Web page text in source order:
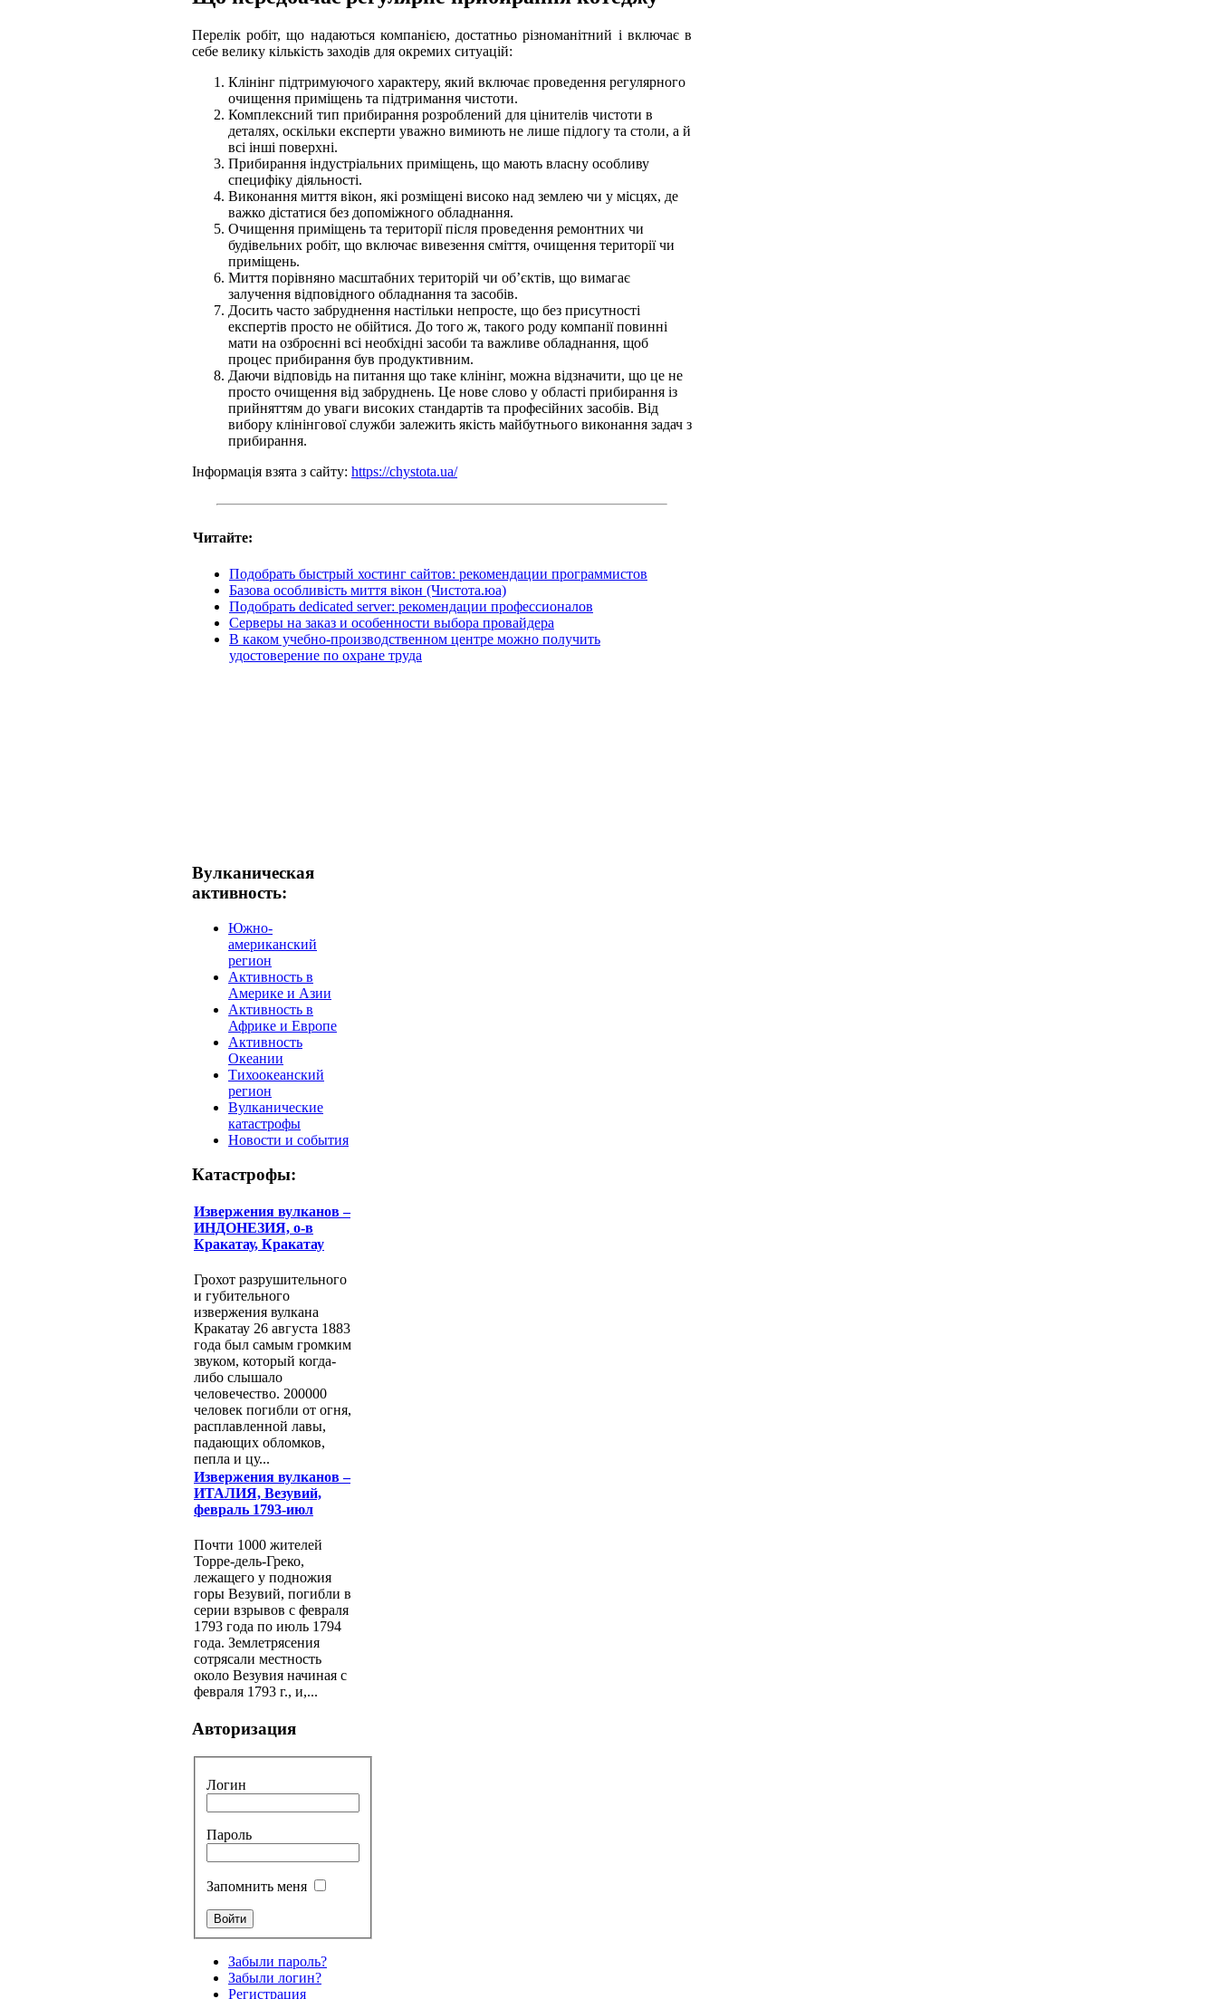
Перелік робіт, що надаються компанією, достатньо різноманітний і включає в
себе велику кількість заходів для окремих ситуацій:
Клінінг підтримуючого характеру, який включає проведення регулярного
очищення приміщень та підтримання чистоти.
Комплексний тип прибирання розроблений для цінителів чистоти в
деталях, оскільки експерти уважно вимиють не лише підлогу та столи, а й
всі інші поверхні.
Прибирання індустріальних приміщень, що мають власну особливу
специфіку діяльності.
Виконання миття вікон, які розміщені високо над землею чи у місцях, де
важко дістатися без допоміжного обладнання.
Очищення приміщень та території після проведення ремонтних чи
будівельних робіт, що включає вивезення сміття, очищення території чи
приміщень.
Миття порівняно масштабних територій чи об’єктів, що вимагає
залучення відповідного обладнання та засобів.
Досить часто забруднення настільки непросте, що без присутності
експертів просто не обійтися. До того ж, такого роду компанії повинні
мати на озброєнні всі необхідні засоби та важливе обладнання, щоб
процес прибирання був продуктивним.
Даючи відповідь на питання що таке клінінг, можна відзначити, що це не
просто очищення від забруднень. Це нове слово у області прибирання із
прийняттям до уваги високих стандартів та професійних засобів. Від
вибору клінінгової служби залежить якість майбутнього виконання задач з
прибирання.
Інформація взята з сайту: https://chystota.ua/
Читайте:
Подобрать быстрый хостинг сайтов: рекомендации программистов
Базова особливість миття вікон (Чистота.юа)
Подобрать dedicated server: рекомендации профессионалов
Серверы на заказ и особенности выбора провайдера
В каком учебно-производственном центре можно получить
удостоверение по охране труда
Вулканическая
активность:
Южно-
американский
регион
Активность в
Америке и Азии
Активность в
Африке и Европе
Активность
Океании
Тихоокеанский
регион
Вулканические
катастрофы
Новости и события
Катастрофы:
Извержения вулканов –
ИНДОНЕЗИЯ, о-в
Кракатау, Кракатау
Грохот разрушительного
и губительного
извержения вулкана
Кракатау 26 августа 1883
года был самым громким
звуком, который когда-
либо слышало
человечество. 200000
человек погибли от огня,
расплавленной лавы,
падающих обломков,
пепла и цу...
Извержения вулканов –
ИТАЛИЯ, Везувий,
февраль 1793-июл
Почти 1000 жителей
Торре-дель-Греко,
лежащего у подножия
горы Везувий, погибли в
серии взрывов с февраля
1793 года по июль 1794
года. Землетрясения
сотрясали местность
около Везувия начиная с
февраля 1793 г., и,...
Авторизация
Логин
Пароль
Запомнить меня
Забыли пароль?
Забыли логин?
Регистрация